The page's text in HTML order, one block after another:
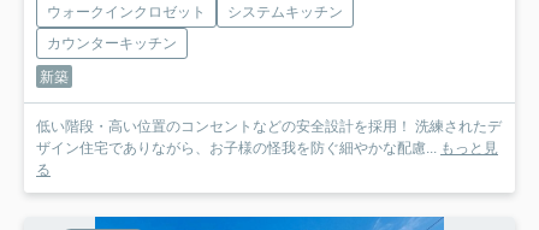
ウォークインクロゼット
システムキッチン
カウンターキッチン
新築
低い階段・高い位置のコンセントなどの安全設計を採用！ 洗練されたデ
ザイン住宅でありながら、お子様の怪我を防ぐ細やかな配慮... もっと見
る